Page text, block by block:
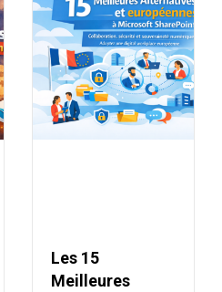
Les 15
Meilleures